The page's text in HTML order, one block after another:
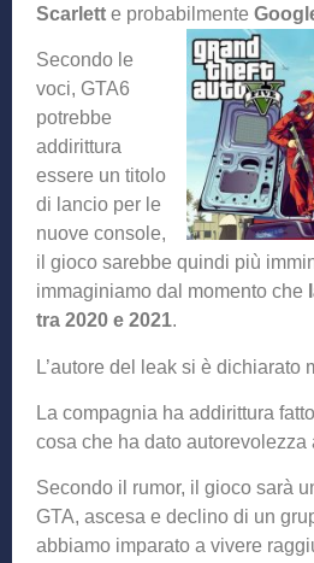
Scarlett e probabilmente
Secondo le
voci, GTA6
potrebbe
addirittura
essere un titolo
di lancio per le
nuove console,
il gioco sarebbe quindi più
immaginiamo dal momento che
tra 2020 e 2021.
L’autore del leak si è dichiarato
La compagnia ha addirittura
cosa che ha dato autorevolezza
Secondo il rumor, il gioco sarà
GTA, ascesa e declino di un
abbiamo imparato a vivere